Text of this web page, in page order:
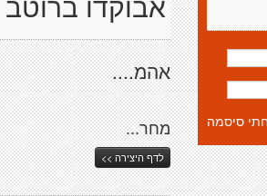
אבוקדו
אהמ....
מחר...
לדף היצירה >>
סיסמה